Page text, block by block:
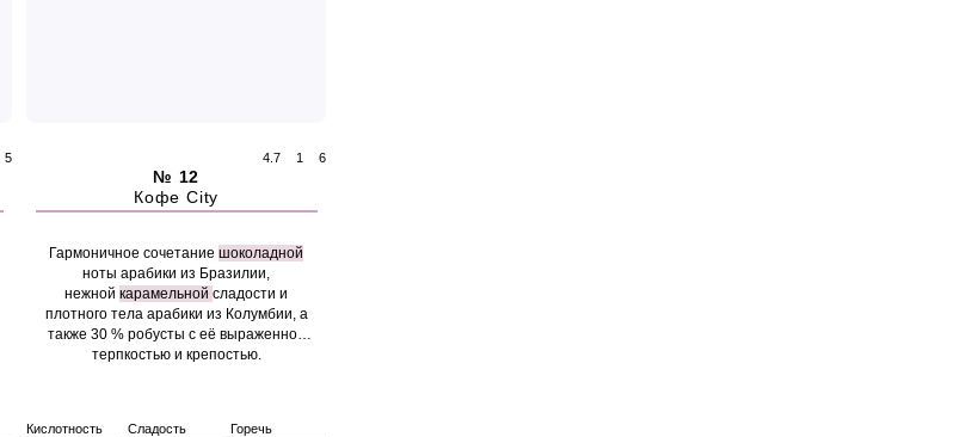
5 4.7 1 6
№ 12
Кофе City
Гармоничное сочетание шоколадной
ноты арабики из Бразилии,
нежной карамельной сладости и
плотного тела арабики из Колумбии, а
также 30 % робусты с её выраженной
терпкостью и крепостью.
Кислотность Сладость Горечь